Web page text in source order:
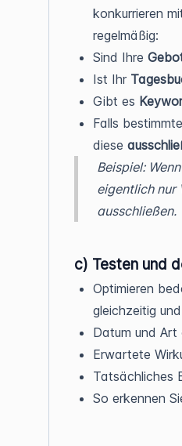
konkurrieren
regelmäßig:
Sind Ihre
Ist Ihr
Gibt es
Falls
diese
Beispiel:
eigentlich nur
ausschließen.
c) Testen und
Optimieren
gleichzeitig und
Datum und Art
Erwartete
Tatsächliches
So erkennen